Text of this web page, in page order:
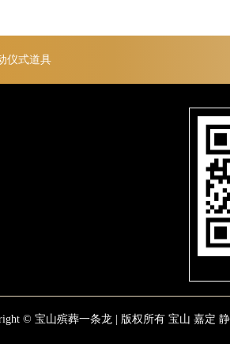
仪式道具
© 宝山殡葬一条龙 | 版权所有 宝山 嘉定